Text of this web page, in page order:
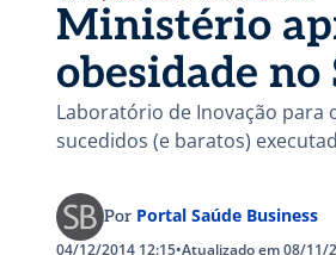
Ministério
obesidade no
Laboratório de Inovação para
sucedidos (e baratos)
Por Portal Saúde Business
04/12/2014 12:15•Atualizado em 08/11/